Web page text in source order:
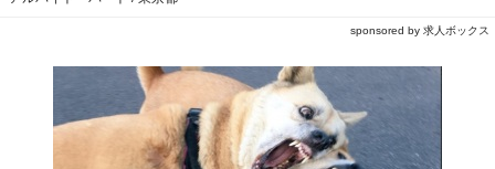
sponsored by 求人ボックス